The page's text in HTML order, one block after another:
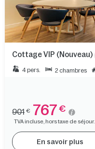
Cottage VIP (Nouveau)
4 pers. 2 chambres
901 € 767 €
TVA incluse, hors taxe de séjour.
En savoir plus